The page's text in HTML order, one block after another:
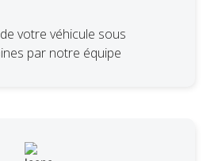
votre véhicule sous
par notre équipe